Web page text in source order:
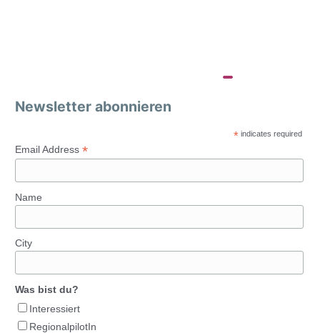
Newsletter abonnieren
* indicates required
Email Address *
Name
City
Was bist du?
Interessiert
RegionalpilotIn